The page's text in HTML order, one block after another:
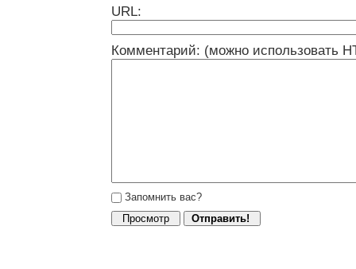
URL:
Комментарий: (можно использовать
Запомнить вас?